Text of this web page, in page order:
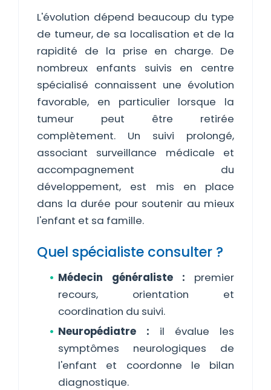
L'évolution dépend beaucoup du type
de tumeur, de sa localisation et de la
rapidité de la prise en charge. De
nombreux enfants suivis en centre
spécialisé connaissent une évolution
favorable, en particulier lorsque la
tumeur peut être retirée
complètement. Un suivi prolongé,
associant surveillance médicale et
accompagnement du
développement, est mis en place
dans la durée pour soutenir au mieux
l'enfant et sa famille.
Quel spécialiste consulter ?
Médecin généraliste : premier
recours, orientation et
coordination du suivi.
Neuropédiatre : il évalue les
symptômes neurologiques de
l'enfant et coordonne le bilan
diagnostique.